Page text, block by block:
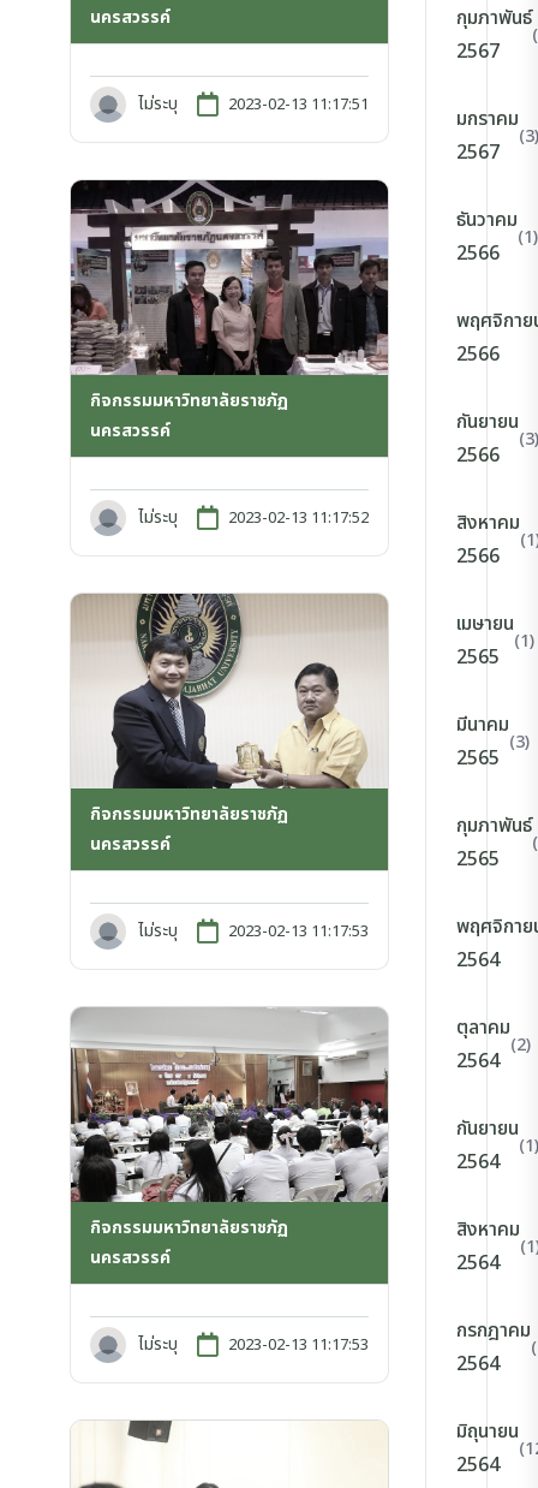
นครสวรรค์
ไม่ระบุ 2023-02-13 11:17:51
กิจกรรมมหาวิทยาลัยราชภัฏ
นครสวรรค์
ไม่ระบุ 2023-02-13 11:17:52
กิจกรรมมหาวิทยาลัยราชภัฏ
นครสวรรค์
ไม่ระบุ 2023-02-13 11:17:53
กิจกรรมมหาวิทยาลัยราชภัฏ
นครสวรรค์
ไม่ระบุ 2023-02-13 11:17:53
กุมภาพันธ์
2567
มกราคม
2567
(3)
ธันวาคม
2566
(1)
พฤศจิกาย
2566
กันยายน
2566
(3)
สิงหาคม
2566
เมษายน
2565
(1)
มีนาคม
2565
(3)
กุมภาพันธ์
2565
พฤศจิกาย
2564
ตุลาคม
2564
(2)
กันยายน
2564
(1)
สิงหาคม
2564
กรกฎาคม
2564
มิถุนายน
2564